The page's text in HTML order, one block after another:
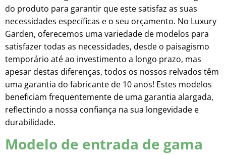
do produto para garantir que este satisfaz as suas
necessidades específicas e o seu orçamento. No Luxury
Garden, oferecemos uma variedade de modelos para
satisfazer todas as necessidades, desde o paisagismo
temporário até ao investimento a longo prazo, mas
apesar destas diferenças, todos os nossos relvados têm
uma garantia do fabricante de 10 anos! Estes modelos
beneficiam frequentemente de uma garantia alargada,
reflectindo a nossa confiança na sua longevidade e
durabilidade.
Modelo de entrada de gama